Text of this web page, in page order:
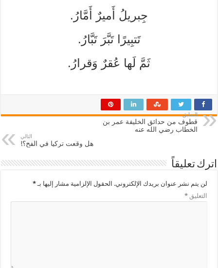
جِبريلُ أَميرٌ أَمَّارُ.
تَتبِيرًا تَبَّرَ تَبَّارُ.
ثَمَّ لَها عُقرٌ وَقرارُ.
السابق
قطوف من حدائق الخليفة عمر بن
الخطاب رضي الله عنه
التالي
هل وقعت تركيا في الفخ؟!
اترك تعليقاً
لن يتم نشر عنوان بريدك الإلكتروني. الحقول الإلزامية مشار إليها بـ*
التعليق*